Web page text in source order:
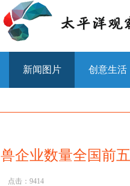
新闻图片 创意生活
企业数量全国前五
点击： 9414